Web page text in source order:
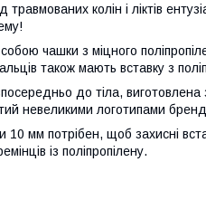
травмованих колін і ліктів
чашки з міцного
також мають вставку з
до тіла,
невеликими логотипами
10 мм потрібен, щоб захисні
із поліпропілену.